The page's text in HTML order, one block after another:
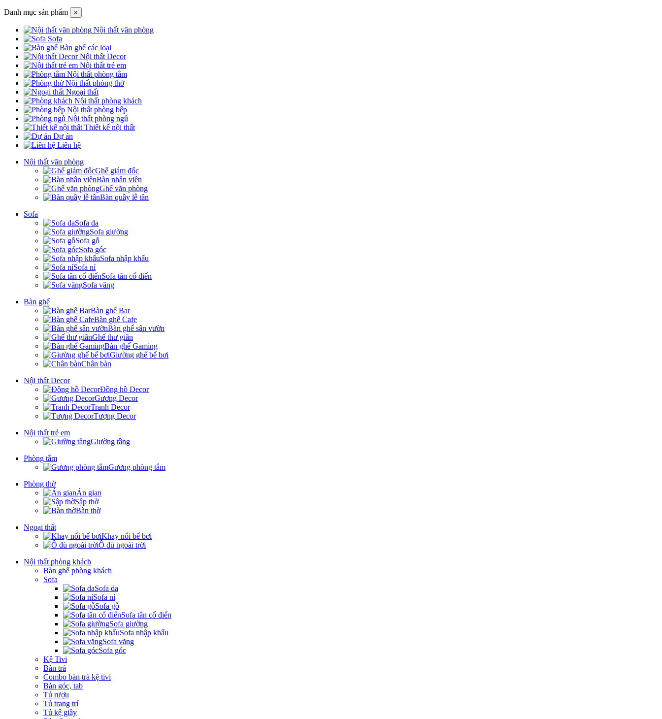
Danh mục sản phẩm ×
Nội thất văn phòng
Sofa
Bàn ghế các loại
Nội thất Decor
Nội thất trẻ em
Nội thất phòng tắm
Nội thất phòng thờ
Ngoại thất
Nội thất phòng khách
Nội thất phòng bếp
Nội thất phòng ngủ
Thiết kế nội thất
Dự án
Liên hệ
Nội thất văn phòng
Ghế giám đốc
Bàn nhân viên
Ghế văn phòng
Bàn quầy lễ tân
Sofa
Sofa da
Sofa giường
Sofa gỗ
Sofa góc
Sofa nhập khẩu
Sofa nỉ
Sofa tân cổ điển
Sofa văng
Bàn ghế
Bàn ghế Bar
Bàn ghế Cafe
Bàn ghế sân vườn
Ghế thư giãn
Bàn ghế Gaming
Giường ghế bể bơi
Chân bàn
Nội thất Decor
Đồng hồ Decor
Gương Decor
Tranh Decor
Tượng Decor
Nội thất trẻ em
Giường tầng
Phòng tắm
Gương phòng tắm
Phòng thờ
Án gian
Sập thờ
Bàn thờ
Ngoại thất
Khay nổi bể bơi
Ô dù ngoài trời
Nội thất phòng khách
Bàn ghế phòng khách
Sofa
Sofa da
Sofa nỉ
Sofa gỗ
Sofa tân cổ điển
Sofa giường
Sofa nhập khẩu
Sofa văng
Sofa góc
Kệ Tivi
Bàn trà
Combo bàn trà kệ tivi
Bàn góc, tab
Tủ rượu
Tủ trang trí
Tủ kệ giầy